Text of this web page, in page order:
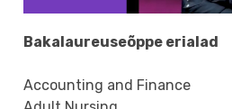
Bakalaureuseõppe erialad
Accounting and Finance